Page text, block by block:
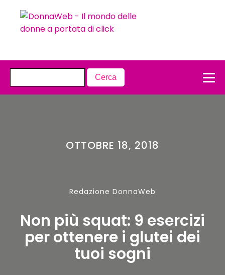
OTTOBRE 18, 2018
Redazione DonnaWeb
Non più squat: 9 esercizi
per ottenere i glutei dei
tuoi sogni